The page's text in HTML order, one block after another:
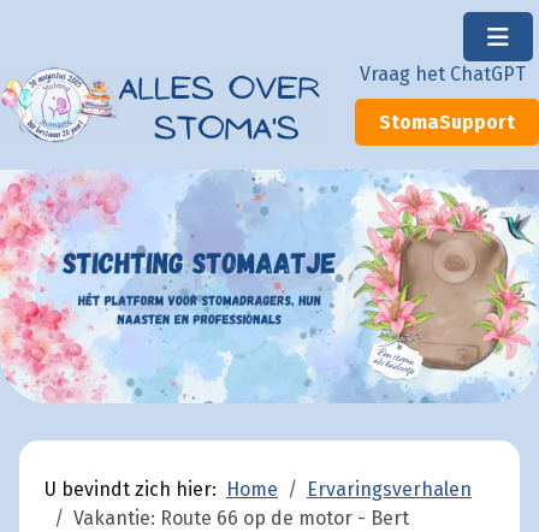
Vraag het ChatGPT
StomaSupport
U bevindt zich hier: Home
Ervaringsverhalen
Vakantie: Route 66 op de motor - Bert
×